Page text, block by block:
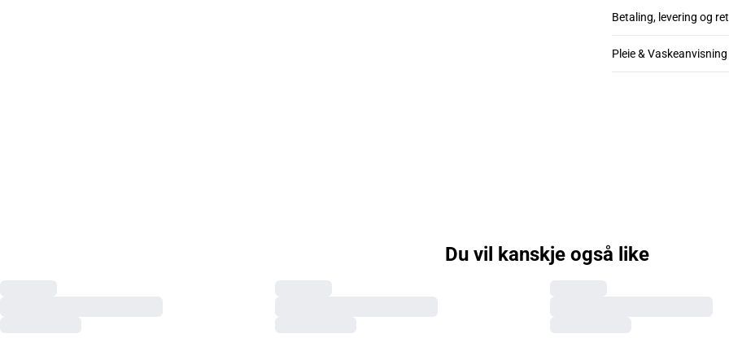
Betaling, levering og
Pleie & Vaskeanvisning
Du vil kanskje også like